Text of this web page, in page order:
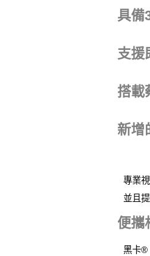
具備
支援
搭載
新增
專業
並且
便攜
黑卡®